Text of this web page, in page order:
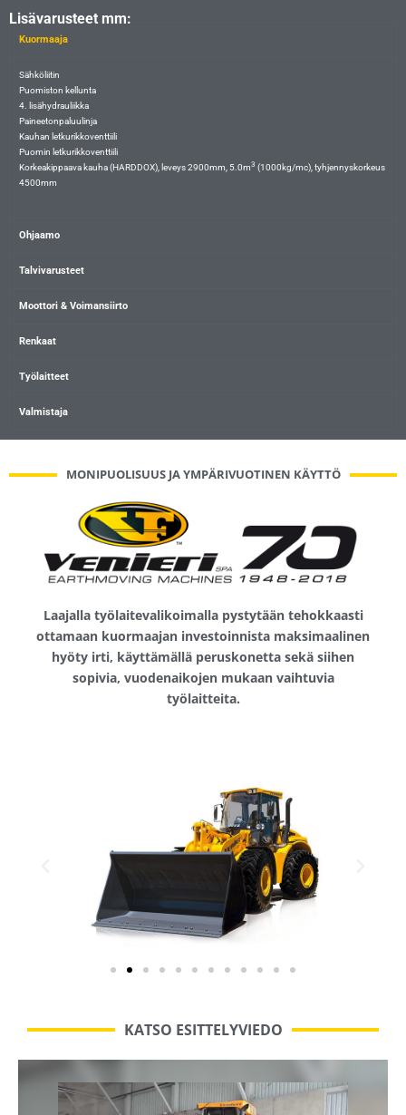
Lisävarusteet mm:
Sähköliitin
Puomiston kellunta
4. lisähydrauliikka
Paineetonpaluulinja
Kauhan letkurikkoventtiili
Puomin letkurikkoventtiili
Korkeakippaava kauha (HARDDOX), leveys 2900mm, 5.0m
Laajalla työlaitevalikoimalla pystytään tehokkaasti
ottamaan kuormaajan investoinnista maksimaalinen
hyöty irti, käyttämällä peruskonetta sekä siihen
sopivia, vuodenaikojen mukaan vaihtuvia